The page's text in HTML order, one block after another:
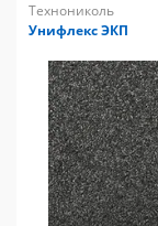
Технониколь
Унифлекс ЭКП